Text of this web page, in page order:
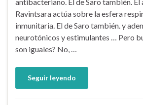
Ravintsara actúa sobre la esfera
inmunitaria. El de Saro también. y
neurotónicos y estimulantes … Pero
son iguales? No, …
Seguir leyendo